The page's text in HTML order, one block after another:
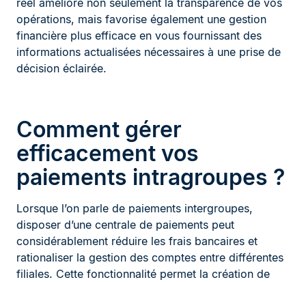
opérations, mais favorise également une gestion
financière plus efficace en vous fournissant des
informations actualisées nécessaires à une prise de
décision éclairée.
Comment gérer
efficacement vos
paiements intragroupes ?
Lorsque l’on parle de paiements intergroupes,
disposer d’une centrale de paiements peut
considérablement réduire les frais bancaires et
rationaliser la gestion des comptes entre différentes
filiales. Cette fonctionnalité permet la création de